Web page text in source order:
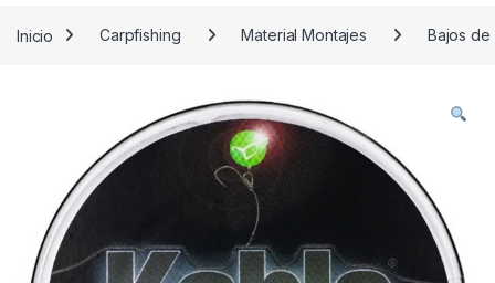
Inténtalo de nuevo.
Reintentar